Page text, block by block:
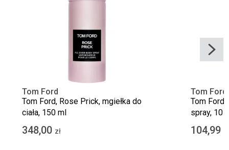
Tom Ford
Tom Ford, Rose Prick, mgiełka do
ciała, 150 ml
348,00 zł
Tom Ford
Tom Ford,
spray, 10
104,99